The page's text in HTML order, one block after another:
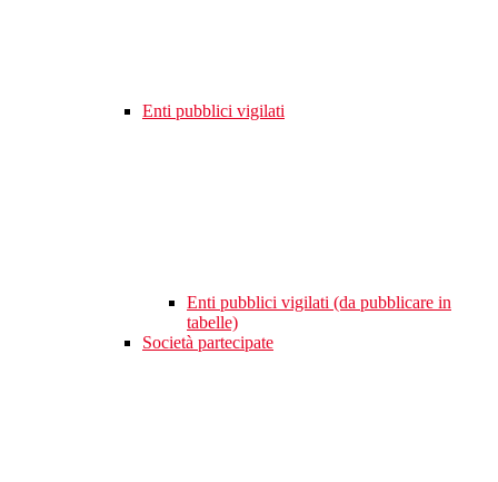
Enti pubblici vigilati
Enti pubblici vigilati (da pubblicare in
tabelle)
Società partecipate